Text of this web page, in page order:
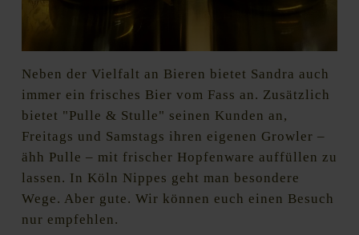
Neben der Vielfalt an Bieren bietet Sandra auch
immer ein frisches Bier vom Fass an. Zusätzlich
bietet "Pulle & Stulle" seinen Kunden an,
Freitags und Samstags ihren eigenen Growler –
ähh Pulle – mit frischer Hopfenware auffüllen zu
lassen. In Köln Nippes geht man besondere
Wege. Aber gute. Wir können euch einen Besuch
nur empfehlen.